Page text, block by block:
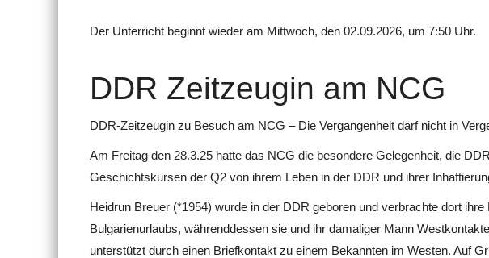
Der Unterricht beginnt wieder am Mittwoch, den 02.09.2026, um 7:50 Uhr.
DDR Zeitzeugin am NCG
DDR-Zeitzeugin zu Besuch am NCG – Die Vergangenheit darf nicht in
Am Freitag den 28.3.25 hatte das NCG die besondere Gelegenheit, die
Geschichtskursen der Q2 von ihrem Leben in der DDR und ihrer
Heidrun Breuer (*1954) wurde in der DDR geboren und verbrachte dort
Bulgarienurlaubs, währenddessen sie und ihr damaliger Mann
unterstützt durch einen Briefkontakt zu einem Bekannten im Westen. Auf